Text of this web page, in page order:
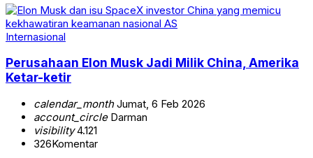
Internasional
Perusahaan Elon Musk Jadi Milik China, Amerika
Ketar-ketir
calendar_monthJumat, 6 Feb 2026
account_circleDarman
visibility4.121
326Komentar